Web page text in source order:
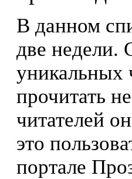
В данном
две недели.
уникальных
прочитать
читателей
это
портале